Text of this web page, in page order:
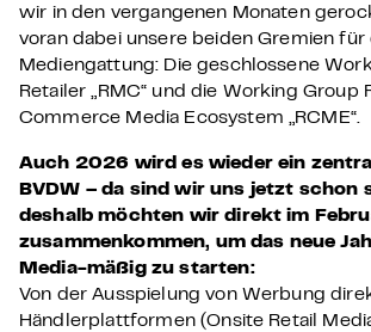
wir in den vergangenen Monaten
voran dabei unsere beiden Gremien für
Mediengattung: Die geschlossene
Retailer „RMC“ und die Working Group
Commerce Media Ecosystem „RCME“.
Auch 2026 wird es wieder ein
BVDW – da sind wir uns jetzt schon
deshalb möchten wir direkt im
zusammenkommen, um das neue
Media-mäßig zu starten:
Von der Ausspielung von Werbung
Händlerplattformen (Onsite Retail